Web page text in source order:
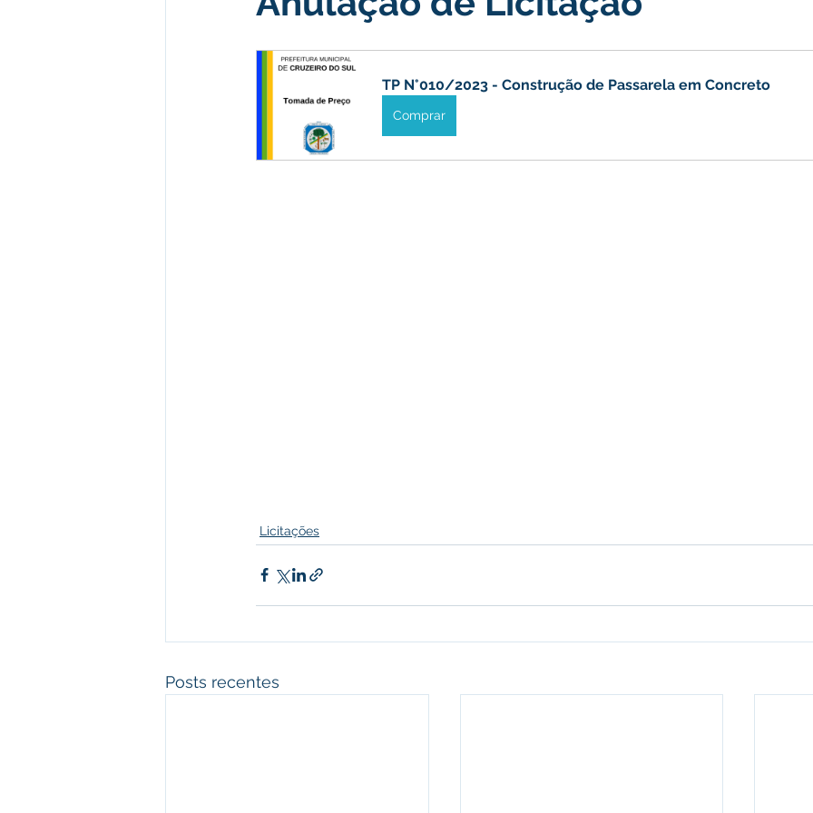
Desenvolvimento econômico e turismo
Obras e Desenvolvimento Urbano Cheia do Rio Juruá 2025
TP N°010/2023 - Construção de Passarela em Concreto
Comprar
Licitações
Posts recentes